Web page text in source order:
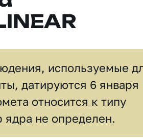
используемые
датируются 6 января
относится к типу
ядра не определен.